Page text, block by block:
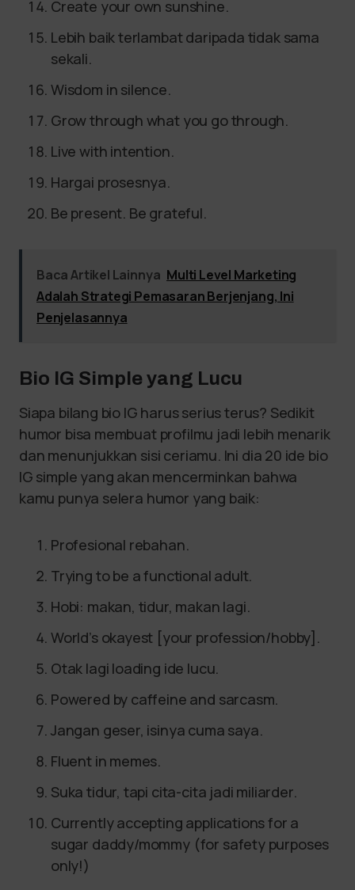
Create your own sunshine.
Lebih baik terlambat daripada tidak sama
sekali.
Wisdom in silence.
Grow through what you go through.
Live with intention.
Hargai prosesnya.
Be present. Be grateful.
Baca Artikel Lainnya Multi Level Marketing
Adalah Strategi Pemasaran Berjenjang, Ini
Penjelasannya
Bio IG Simple yang Lucu
Siapa bilang bio IG harus serius terus? Sedikit
humor bisa membuat profilmu jadi lebih menarik
dan menunjukkan sisi ceriamu. Ini dia 20 ide bio
IG simple yang akan mencerminkan bahwa
kamu punya selera humor yang baik:
Profesional rebahan.
Trying to be a functional adult.
Hobi: makan, tidur, makan lagi.
World’s okayest [your profession/hobby].
Otak lagi loading ide lucu.
Powered by caffeine and sarcasm.
Jangan geser, isinya cuma saya.
Fluent in memes.
Suka tidur, tapi cita-cita jadi miliarder.
Currently accepting applications for a
sugar daddy/mommy (for safety purposes
only!)